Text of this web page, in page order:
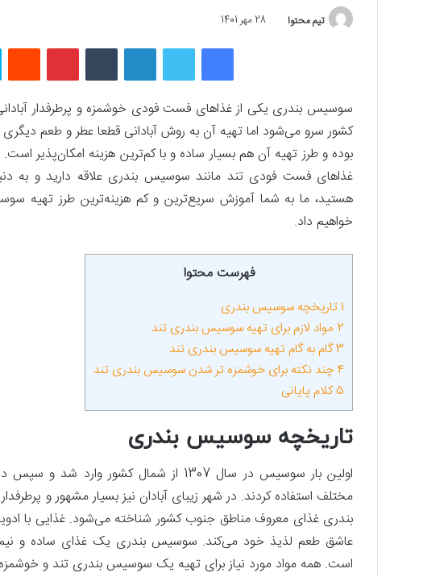
تیم محتوا 28 مهر 1401
فیسبوک توییتر لینکداین تامبلر پینتریست
سوسیس بندری یکی از غذاهای فست فودی خوشمزه و پرطرفدار
کشور سرو می‌شود اما تهیه آن به روش آبادانی قطعا عطر و طعم
بوده و طرز تهیه آن هم بسیار ساده و با کم‌ترین هزینه امکان‌پذیر
غذاهای فست فودی تند مانند سوسیس بندری علاقه دارید و به
هستید، ما به شما آموزش سریع‌ترین و کم هزینه‌ترین طرز تهیه
خواهیم داد.
فهرست محتوا
1 تاریخچه سوسیس بندری
2 مواد لازم برای تهیه سوسیس بندری تند
3گام به گام تهیه سوسیس بندری تند
4 چند نکته برای خوشمزه تر شدن سوسیس بندری تند
5کلام پایانی
تاریخچه سوسیس بندری
اولین بار سوسیس در سال 1307 از شمال
مختلف استفاده کردند. در شهر زیبای آبادان نیز بسیار مشهور و
بندری غذای معروف مناطق جنوب کشور شناخته می‌شود. غذایی با ادویه
عاشق طعم لذیذ خود می‌کند. سوسیس بندری یک غذای ساده و
است. همه مواد مورد نیاز برای تهیه یک سوسیس بندری تند و خوشمزه